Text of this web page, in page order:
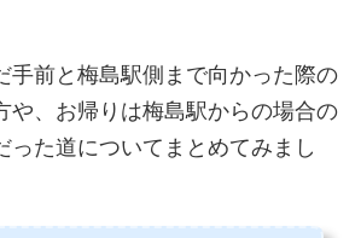
手前と梅島駅側まで向かった際の
や、お帰りは梅島駅からの場合の
った道についてまとめてみまし